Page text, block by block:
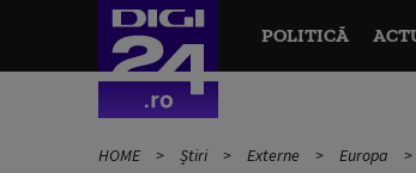
POLITICĂ
HOME Știri Externe Europa